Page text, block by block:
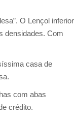
O Lençol inferior
densidades. Com
casa de
com abas
crédito.